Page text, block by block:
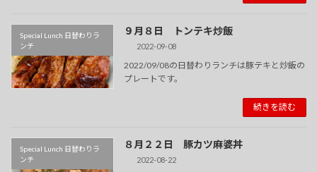
Special Lunch 日替わりラ
ンチ
９月８日 トンテキ炒飯
2022-09-08
2022/09/08の日替わりランチは豚テキと炒飯の
プレートです。
続きを読む
Special Lunch 日替わりラ
ンチ
８月２２日 豚カツ麻婆丼
2022-08-22